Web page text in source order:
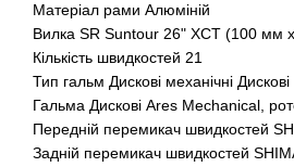
Матеріал рами Алюміній
Вилка SR Suntour 26" XCT (100 мм
Кількість швидкостей 21
Тип гальм Дискові механічні
Гальма Дискові Ares Mechanical,
Передній перемикач швидкостей
Задній перемикач швидкостей